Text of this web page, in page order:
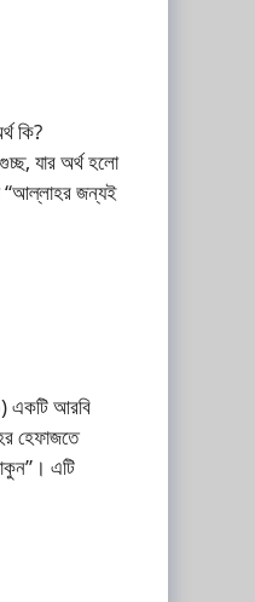
যার অর্থ হলো
“আল্লাহর জন্যই
হেফাজতে
এটি